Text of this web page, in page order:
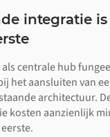
integratie is
centrale hub
het aansluiten van
architectuur.
kosten aanzienlijk